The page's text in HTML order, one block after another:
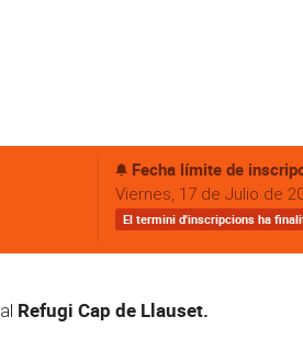
Fecha límite de
Viernes, 17 de Julio de
El termini d'inscripcions ha
Refugi Cap de Llauset.